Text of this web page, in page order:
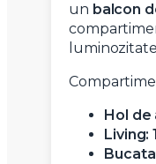
un balcon
Hol
Living: